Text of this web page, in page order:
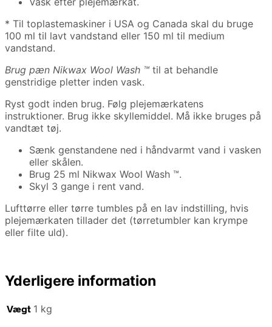
* Til toplastemaskiner i USA og Canada skal du bruge
100 ml til lavt vandstand eller 150 ml til medium
vandstand.
Brug pæn Nikwax Wool Wash ™ til at behandle
genstridige pletter inden vask.
Ryst godt inden brug. Følg plejemærkatens
instruktioner. Brug ikke skyllemiddel. Må ikke bruges på
vandtæt tøj.
Sænk genstandene ned i håndvarmt vand i vasken
eller skålen.
Brug 25 ml Nikwax Wool Wash ™.
Skyl 3 gange i rent vand.
Lufttørre eller tørre tumbles på en lav indstilling, hvis
plejemærkaten tillader det (tørretumbler kan krympe
eller filte uld).
Yderligere information
Vægt 1 kg